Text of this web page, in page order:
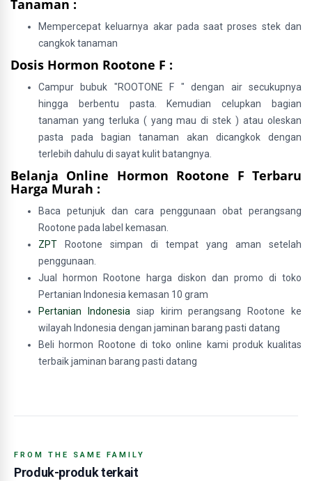
Tanaman :
Mempercepat keluarnya akar pada saat proses stek dan
cangkok tanaman
Dosis Hormon Rootone F :
Campur bubuk "ROOTONE F " dengan air secukupnya
hingga berbentu pasta. Kemudian celupkan bagian
tanaman yang terluka ( yang mau di stek ) atau oleskan
pasta pada bagian tanaman akan dicangkok dengan
terlebih dahulu di sayat kulit batangnya.
Belanja Online Hormon Rootone F Terbaru
Harga Murah :
Baca petunjuk dan cara penggunaan obat perangsang
Rootone pada label kemasan.
ZPT
Rootone simpan di tempat yang aman setelah
penggunaan.
Jual hormon Rootone harga diskon dan promo di toko
Pertanian Indonesia kemasan 10 gram
Pertanian Indonesia siap kirim perangsang Rootone ke
wilayah Indonesia dengan jaminan barang pasti datang
Beli hormon Rootone di toko online kami produk kualitas
terbaik jaminan barang pasti datang
FROM THE SAME FAMILY
Produk-produk terkait